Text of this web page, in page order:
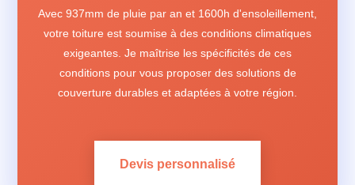
Avec 937mm de pluie par an et 1600h d'ensoleillement,
votre toiture est soumise à des conditions climatiques
exigeantes. Je maîtrise les spécificités de ces
conditions pour vous proposer des solutions de
couverture durables et adaptées à votre région.
Devis personnalisé